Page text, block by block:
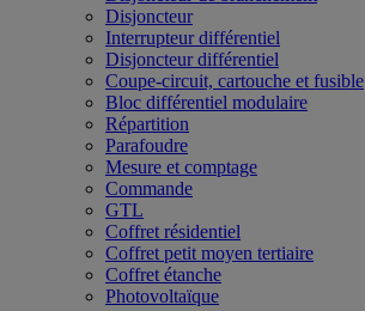
Disjoncteur
Interrupteur différentiel
Disjoncteur différentiel
Coupe-circuit, cartouche et fusible
Bloc différentiel modulaire
Répartition
Parafoudre
Mesure et comptage
Commande
GTL
Coffret résidentiel
Coffret petit moyen tertiaire
Coffret étanche
Photovoltaïque